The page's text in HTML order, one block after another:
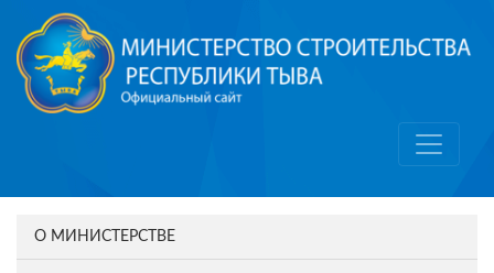
О МИНИСТЕРСТВЕ